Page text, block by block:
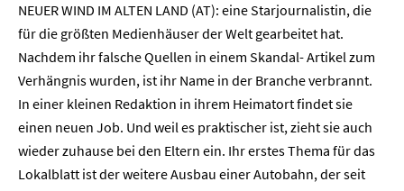
NEUER WIND IM ALTEN LAND (AT): eine Starjournalistin, die
für die größten Medienhäuser der Welt gearbeitet hat.
Nachdem ihr falsche Quellen in einem Skandal- Artikel zum
Verhängnis wurden, ist ihr Name in der Branche verbrannt.
In einer kleinen Redaktion in ihrem Heimatort findet sie
einen neuen Job. Und weil es praktischer ist, zieht sie auch
wieder zuhause bei den Eltern ein. Ihr erstes Thema für das
Lokalblatt ist der weitere Ausbau einer Autobahn, der seit